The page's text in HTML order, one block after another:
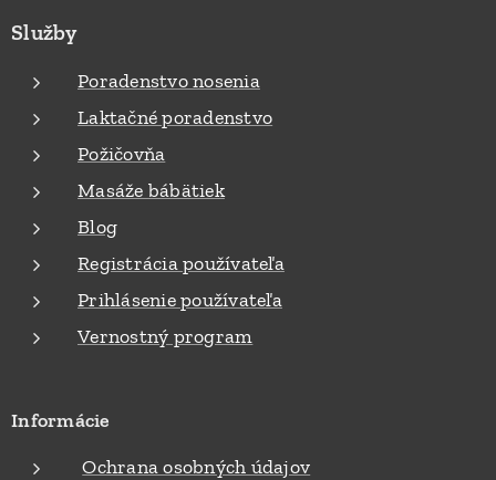
Služby
Poradenstvo nosenia
Laktačné poradenstvo
Požičovňa
Masáže bábätiek
Blog
Registrácia používateľa
Prihlásenie používateľa
Vernostný program
Informácie
Ochrana osobných údajov